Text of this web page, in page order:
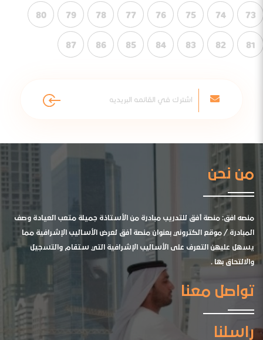
73
74
75
76
77
78
79
80
81
82
83
84
85
86
87
من نحن
منصه افق: منصة أفق للتدريب مبادرة من الأستاذة جميلة متعب العيادة وصف
المبادرة / موقع الكتروني بعنوان منصة أفق لعرض الأساليب الإشرافية مما
يسهل عليهن التعرف على الأساليب الإشرافية التي ستقام والتسجيل
والالتحاق بها .
تواصل معنا
راسلنا